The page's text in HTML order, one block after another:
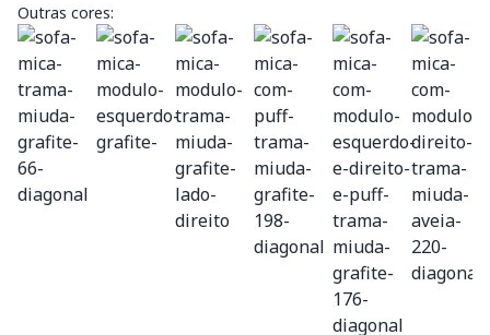
Outras cores: